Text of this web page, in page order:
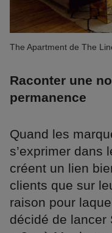
The Apartment de The
Raconter une
permanence
Quand les
s’exprimer dans
créent un lien
clients que sur
raison pour
décidé de lancer